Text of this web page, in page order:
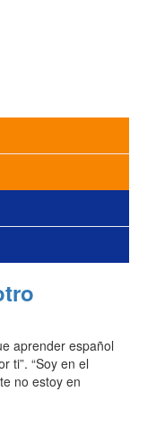
aprender español
ti”. “Soy en el
no estoy en